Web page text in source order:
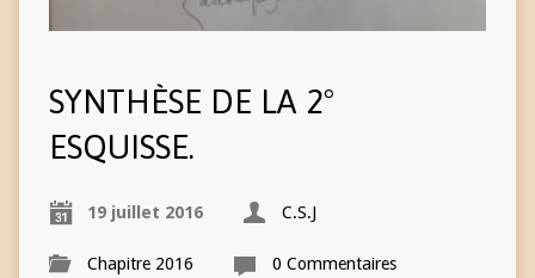
SYNTHÈSE DE LA 2°
ESQUISSE.
19 juillet 2016 C.S.J
Chapitre 2016 0 Commentaires